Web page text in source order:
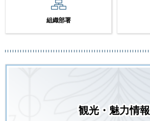
組織部署
観光・魅力情報